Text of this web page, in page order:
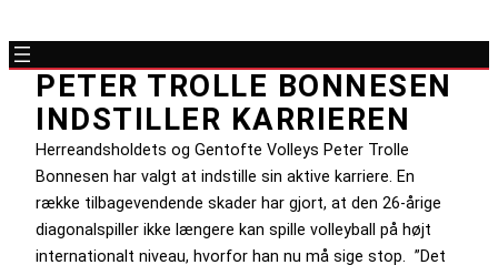
PETER TROLLE BONNESEN
INDSTILLER KARRIEREN
Herreandsholdets og Gentofte Volleys Peter Trolle
Bonnesen har valgt at indstille sin aktive karriere. En
række tilbagevendende skader har gjort, at den 26-årige
diagonalspiller ikke længere kan spille volleyball på højt
internationalt niveau, hvorfor han nu må sige stop. ”Det